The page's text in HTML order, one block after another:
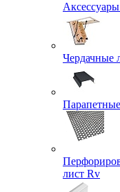
Чердачные
лист Rv